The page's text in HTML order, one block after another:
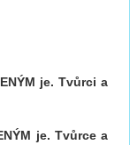
je. Tvůrci a
je. Tvůrce a